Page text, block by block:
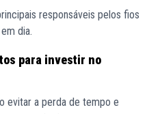
responsáveis pelos fios
dia.
para investir no
evitar a perda de tempo e